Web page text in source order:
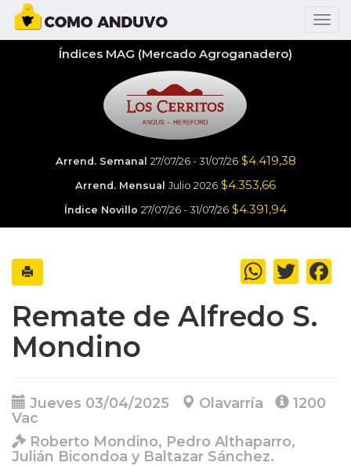
Índices MAG (Mercado Agroganadero)
Arrend. Semanal 27/07/26 - 31/07/26 $4.419,38
Arrend. Mensual Julio 2026 $4.353,66
Índice Novillo 27/07/26 - 31/07/26 $4.391,94
WhatsApp
Twitter
Remate de Alfredo S.
Mondino
Jueves 03/04/2025 Olavarría
1200
Vac
Roberto Mondino, Pedro Althaparro,
Julián Bicondoa y Baltazar Sánchez.